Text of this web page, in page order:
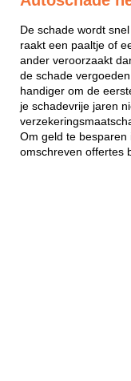
De schade wordt
raakt een paaltje of
ander veroorzaakt
de schade
handiger om de
je schadevrije jaren
Om geld te besparen
omschreven offertes